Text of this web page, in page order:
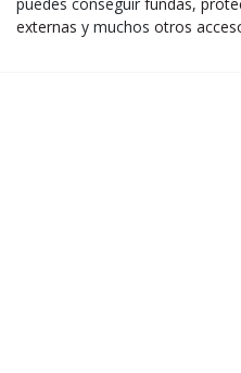
externas y muchos otros